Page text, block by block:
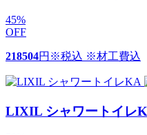
45%
OFF
218504円 ※税込 ※材工費込
LIXIL シャワートイレ